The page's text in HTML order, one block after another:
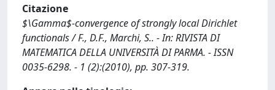
Citazione
$\Gamma$-convergence of strongly local Dirichlet
functionals / F., D.F., Marchi, S.. - In: RIVISTA DI
MATEMATICA DELLA UNIVERSITÀ DI PARMA. - ISSN
0035-6298. - 1 (2):(2010), pp. 307-319.